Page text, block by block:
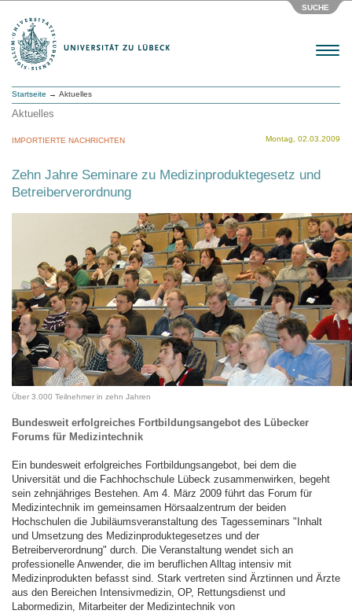
SUCHE
Menu
Startseite → Aktuelles
Aktuelles
Montag, 02.03.2009
IMPORTIERTE NACHRICHTEN
Zehn Jahre Seminare zu Medizinproduktegesetz und
Betreiberverordnung
Über 3.000 Teilnehmer in zehn Jahren
Bundesweit erfolgreiches Fortbildungsangebot des Lübecker
Forums für Medizintechnik
Ein bundesweit erfolgreiches Fortbildungsangebot, bei dem die
Universität und die Fachhochschule Lübeck zusammenwirken, begeht
sein zehnjähriges Bestehen. Am 4. März 2009 führt das Forum für
Medizintechnik im gemeinsamen Hörsaalzentrum der beiden
Hochschulen die Jubiläumsveranstaltung des Tagesseminars "Inhalt
und Umsetzung des Medizinproduktegesetzes und der
Betreiberverordnung" durch. Die Veranstaltung wendet sich an
professionelle Anwender, die im beruflichen Alltag intensiv mit
Medizinprodukten befasst sind. Stark vertreten sind Ärztinnen und Ärzte
aus den Bereichen Intensivmedizin, OP, Rettungsdienst und
Labormedizin, Mitarbeiter der Medizintechnik von